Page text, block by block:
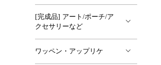
[完成品] アート/ポーチ/ア
クセサリーなど
ワッペン・アップリケ